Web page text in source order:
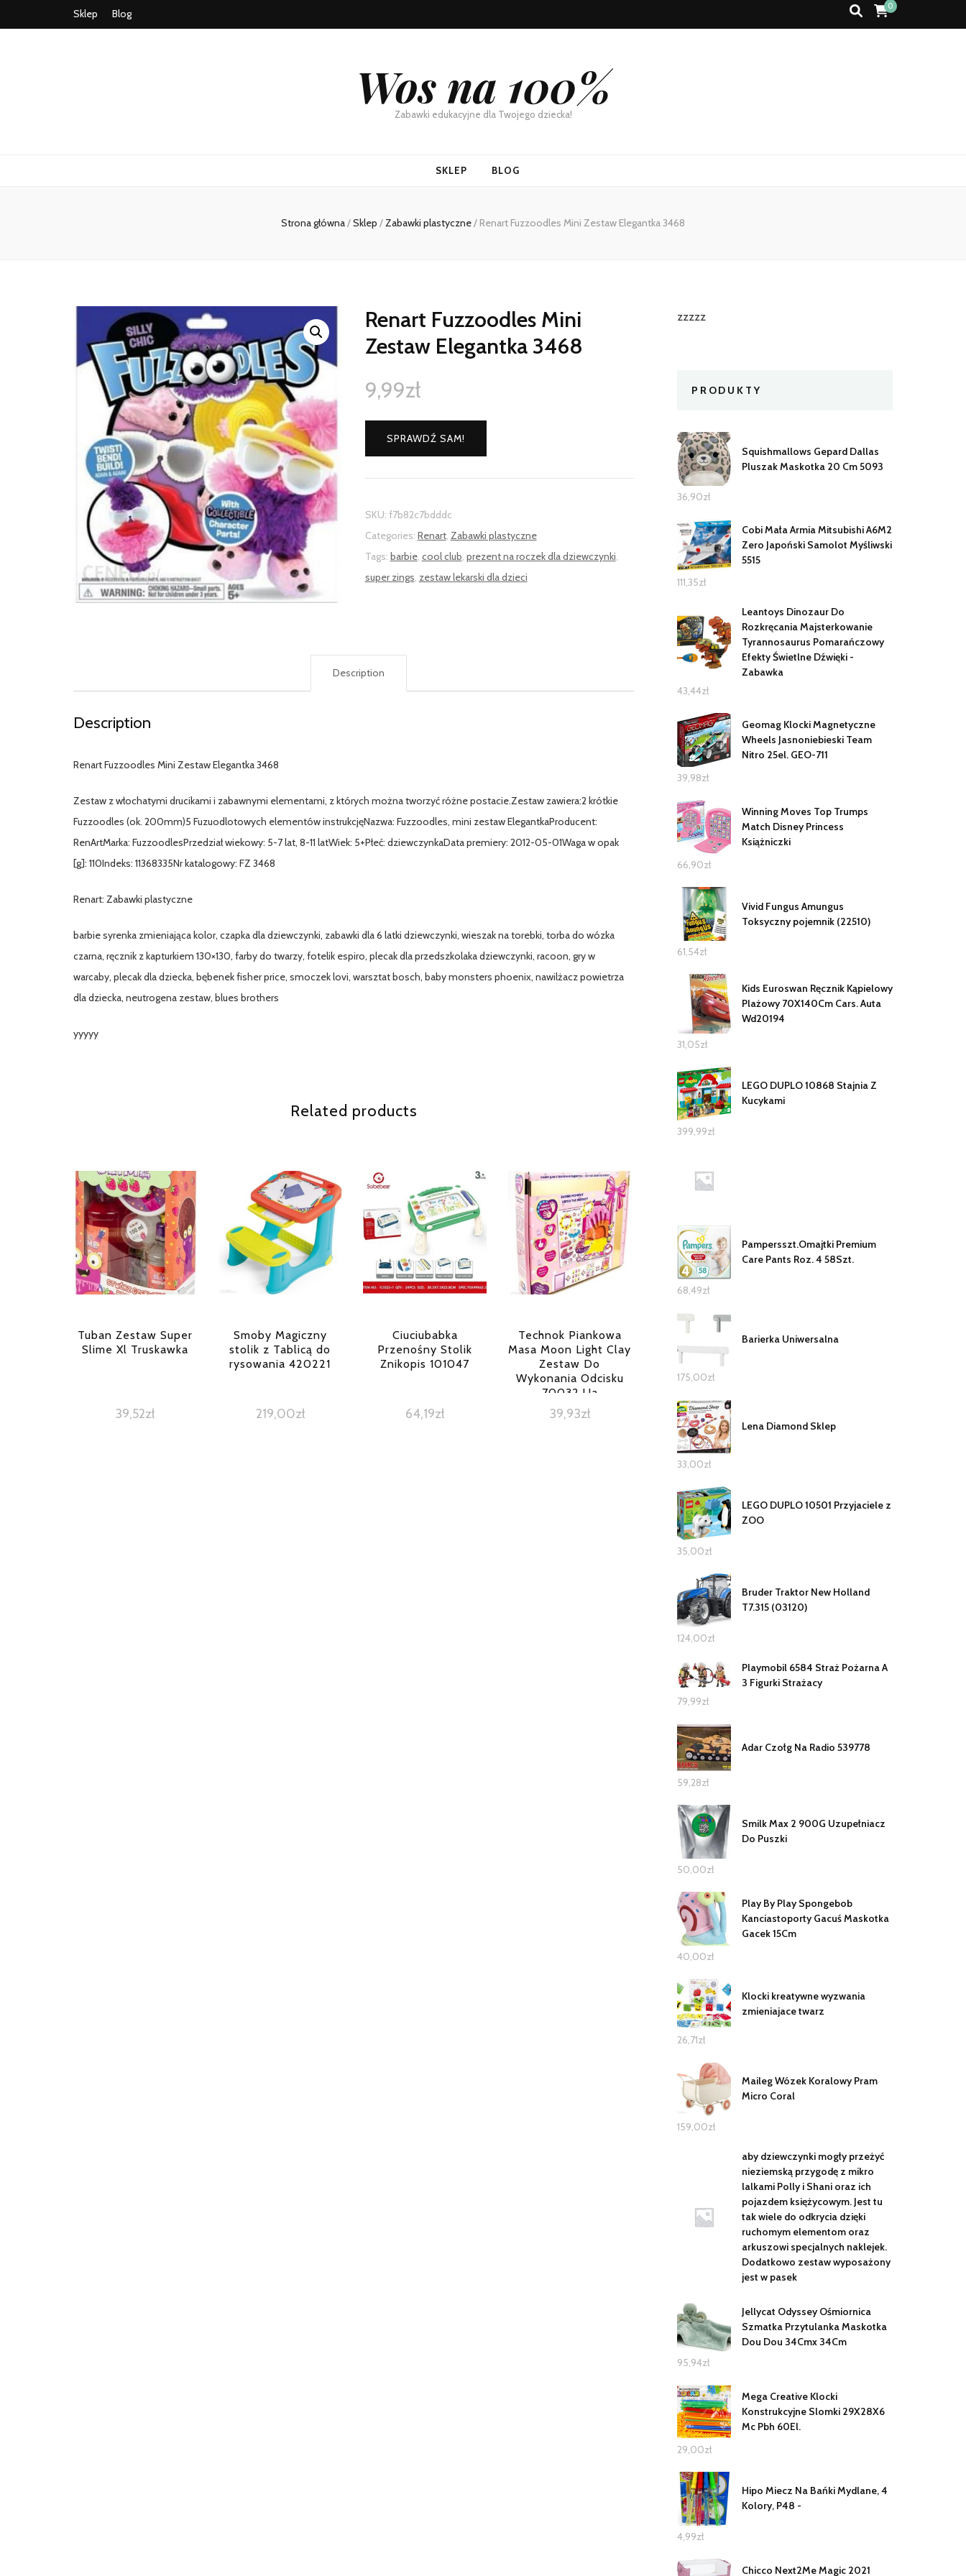
Sklep Blog
0
Wos na 100%
Zabawki edukacyjne dla Twojego dziecka!
SKLEP BLOG
Strona główna/Sklep /Zabawki plastyczne/ Renart Fuzzoodles Mini Zestaw Elegantka 3468
Renart Fuzzoodles Mini
Zestaw Elegantka 3468
9,99zł
SPRAWDŹ SAM!
SKU: f7b82c7bdddc
Categories: Renart, Zabawki plastyczne
Tags: barbie, cool club, prezent na roczek dla dziewczynki,
super zings, zestaw lekarski dla dzieci
Description
Description
Renart Fuzzoodles Mini Zestaw Elegantka 3468
Zestaw z włochatymi drucikami i zabawnymi elementami, z których można tworzyć różne postacie.Zestaw zawiera:2 krótkie
Fuzzoodles (ok. 200mm)5 Fuzuodlotowych elementów instrukcjęNazwa: Fuzzoodles, mini zestaw ElegantkaProducent:
RenArtMarka: FuzzoodlesPrzedział wiekowy: 5-7 lat, 8-11 latWiek: 5+Płeć: dziewczynkaData premiery: 2012-05-01Waga w opak
[g]: 110Indeks: 11368335Nr katalogowy: FZ 3468
Renart: Zabawki plastyczne
barbie syrenka zmieniająca kolor, czapka dla dziewczynki, zabawki dla 6 latki dziewczynki, wieszak na torebki, torba do wózka
czarna, ręcznik z kapturkiem 130×130, farby do twarzy, fotelik espiro, plecak dla przedszkolaka dziewczynki, racoon, gry w
warcaby, plecak dla dziecka, bębenek fisher price, smoczek lovi, warsztat bosch, baby monsters phoenix, nawilżacz powietrza
dla dziecka, neutrogena zestaw, blues brothers
yyyyy
Related products
Tuban Zestaw Super
Slime Xl Truskawka
39,52zł
Smoby Magiczny
stolik z Tablicą do
rysowania 420221
219,00zł
Ciuciubabka
Przenośny Stolik
Znikopis 101047
64,19zł
Technok Piankowa
Masa Moon Light Clay
Zestaw Do
Wykonania Odcisku
70032 Ua
39,93zł
zzzzz
PRODUKTY
Squishmallows Gepard Dallas
Pluszak Maskotka 20 Cm 5093
36,90zł
Cobi Mała Armia Mitsubishi A6M2
Zero Japoński Samolot Myśliwski
5515
111,35zł
Leantoys Dinozaur Do
Rozkręcania Majsterkowanie
Tyrannosaurus Pomarańczowy
Efekty Świetlne Dźwięki -
Zabawka
43,44zł
Geomag Klocki Magnetyczne
Wheels Jasnoniebieski Team
Nitro 25el. GEO-711
39,98zł
Winning Moves Top Trumps
Match Disney Princess
Książniczki
66,90zł
Vivid Fungus Amungus
Toksyczny pojemnik (22510)
61,54zł
Kids Euroswan Ręcznik Kąpielowy
Plażowy 70X140Cm Cars. Auta
Wd20194
31,05zł
LEGO DUPLO 10868 Stajnia Z
Kucykami
399,99zł
Pampersszt.Omajtki Premium
Care Pants Roz. 4 58Szt.
68,49zł
Barierka Uniwersalna
175,00zł
Lena Diamond Sklep
33,00zł
LEGO DUPLO 10501 Przyjaciele z
ZOO
35,00zł
Bruder Traktor New Holland
T7.315 (03120)
124,00zł
Playmobil 6584 Straż Pożarna A
3 Figurki Strażacy
79,99zł
Adar Czołg Na Radio 539778
59,28zł
Smilk Max 2 900G Uzupełniacz
Do Puszki
50,00zł
Play By Play Spongebob
Kanciastoporty Gacuś Maskotka
Gacek 15Cm
40,00zł
Klocki kreatywne wyzwania
zmieniajace twarz
26,71zł
Maileg Wózek Koralowy Pram
Micro Coral
159,00zł
aby dziewczynki mogły przeżyć
nieziemską przygodę z mikro
lalkami Polly i Shani oraz ich
pojazdem księżycowym. Jest tu
tak wiele do odkrycia dzięki
ruchomym elementom oraz
arkuszowi specjalnych naklejek.
Dodatkowo zestaw wyposażony
jest w pasek
Jellycat Odyssey Ośmiornica
Szmatka Przytulanka Maskotka
Dou Dou 34Cmx 34Cm
95,94zł
Mega Creative Klocki
Konstrukcyjne Slomki 29X28X6
Mc Pbh 60El.
29,00zł
Hipo Miecz Na Bańki Mydlane, 4
Kolory, P48 -
4,99zł
Chicco Next2Me Magic 2021